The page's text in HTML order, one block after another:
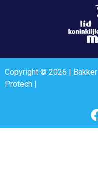
Copyright © 2026 | Bakker
Protech |